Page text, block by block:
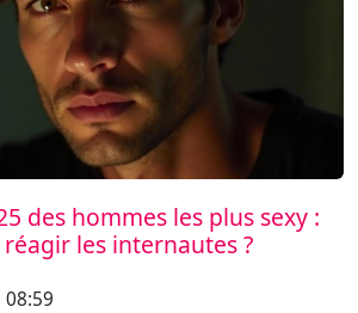
des hommes les plus sexy :
les internautes ?
08:59